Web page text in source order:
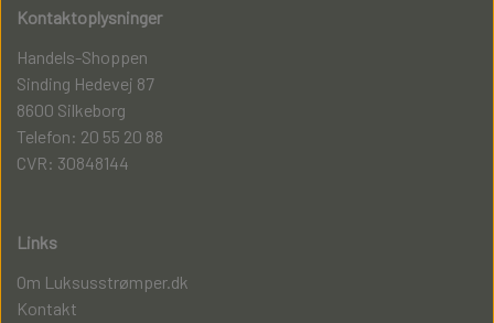
Kontaktoplysninger
Handels-Shoppen
Sinding Hedevej 87
8600 Silkeborg
Telefon: 20 55 20 88
CVR: 30848144
Links
Om Luksusstrømper.dk
Kontakt